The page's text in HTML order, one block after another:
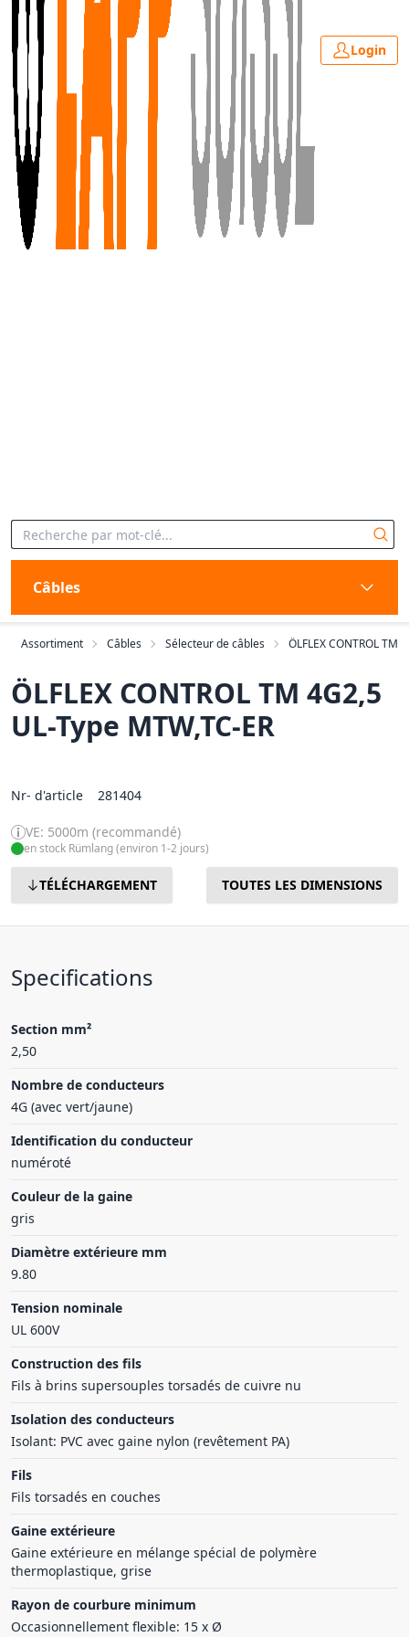
Login
Câbles
Assortiment Câbles Sélecteur de câbles ÖLFLEX CONTROL TM
ÖLFLEX CONTROL TM 4G2,5
UL-Type MTW,TC-ER
Nr- d'article 281404
VE: 5000m (recommandé)
en stock Rümlang (environ 1-2 jours)
TÉLÉCHARGEMENT TOUTES LES DIMENSIONS
Specifications
Section mm²
2,50
Nombre de conducteurs
4G (avec vert/jaune)
Identification du conducteur
numéroté
Couleur de la gaine
gris
Diamètre extérieure mm
9.80
Tension nominale
UL 600V
Construction des fils
Fils à brins supersouples torsadés de cuivre nu
Isolation des conducteurs
Isolant: PVC avec gaine nylon (revêtement PA)
Fils
Fils torsadés en couches
Gaine extérieure
Gaine extérieure en mélange spécial de polymère
thermoplastique, grise
Rayon de courbure minimum
Occasionnellement flexible: 15 x Ø